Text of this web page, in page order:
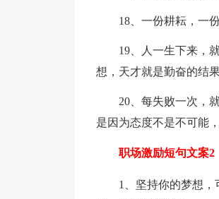
18、一份耕耘，一
19、人一生下来，
想，天才就是勤奋的结果
20、每失败一次，
是因为态度不是不可能
职场激励短句文案2
1、坚持你的梦想